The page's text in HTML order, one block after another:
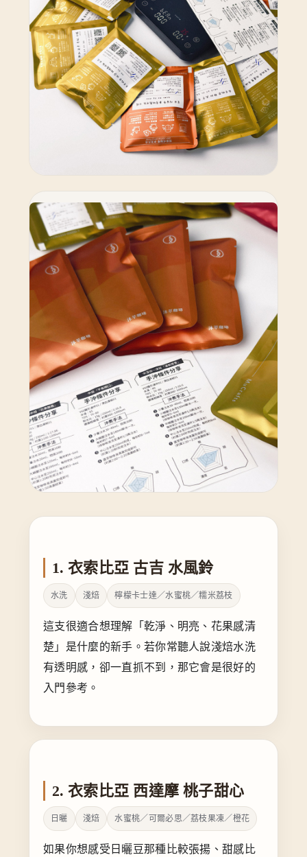
8 款風味豆單與內容示意｜適合拿來建立風味比較基準。
不同產區、處理法與焙度的練習配置，能幫助新手更快看見差
1. 衣索比亞 古吉 水風鈴
水洗 淺焙 檸檬卡士達／水蜜桃／糯米荔枝
這支很適合想理解「乾淨、明亮、花果感清
楚」是什麼的新手。若你常聽人說淺焙水洗
有透明感，卻一直抓不到，那它會是很好的
入門參考。
2. 衣索比亞 西達摩 桃子甜心
日曬 淺焙 水蜜桃／可爾必思／荔枝果凍／橙花
如果你想感受日曬豆那種比較張揚、甜感比